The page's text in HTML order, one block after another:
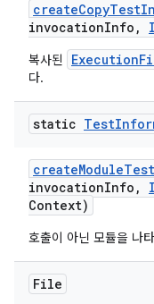
createCopyTest
invocationInfo ,
복사된
다.
static Test
createModuleTest
invocationInfo ,
Context)
호출이 아닌 모듈을 나
File